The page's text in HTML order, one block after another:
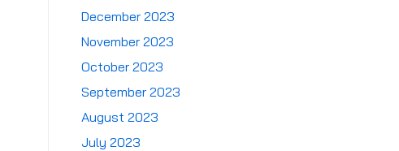
December 2023
November 2023
October 2023
September 2023
August 2023
July 2023